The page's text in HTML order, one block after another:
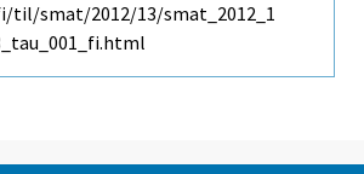
smat/2012/13/smat_2012_1